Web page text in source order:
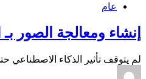
عام
إنشاء ومعالجة الصور بـ
لم يتوقف تأثير الذكاء